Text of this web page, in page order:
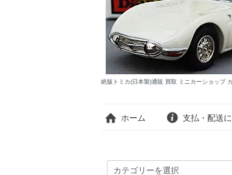
絶版トミカ(日本製)通販 買取 ミニカーショップ
ホーム 支払・配送